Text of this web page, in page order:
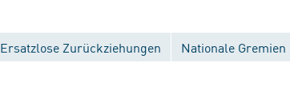
Ersatzlose Zurückziehungen Nationale Gremien